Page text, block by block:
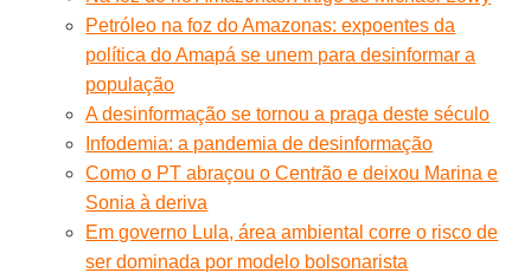
Petróleo na foz do Amazonas: expoentes da
política do Amapá se unem para desinformar a
população
A desinformação se tornou a praga deste século
Infodemia: a pandemia de desinformação
Como o PT abraçou o Centrão e deixou Marina e
Sonia à deriva
Em governo Lula, área ambiental corre o risco de
ser dominada por modelo bolsonarista